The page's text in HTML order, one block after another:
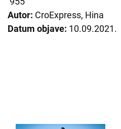
Autor: CroExpress, Hina
Datum objave: 10.09.2021.